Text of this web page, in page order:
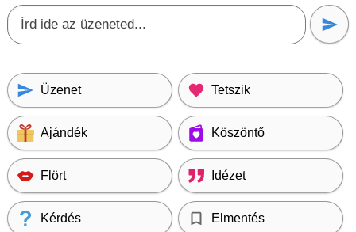
Üzenet Tetszik
Ajándék Köszöntő
Flört Idézet
Kérdés Elmentés